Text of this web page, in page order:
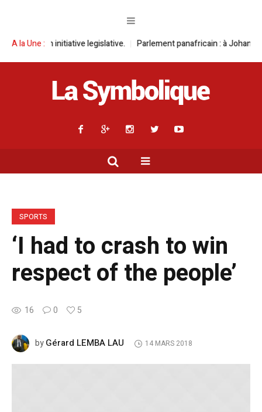
A la Une :legislative. Parlement panafricain : à Johannesburg, Aimé
SPORTS
‘I had to crash to win
respect of the people’
16 0 5
byGérard LEMBA LAU 14 MARS 2018